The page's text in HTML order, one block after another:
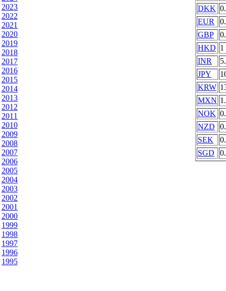
2023
2022
2021
2020
2019
2018
2017
2016
2015
2014
2013
2012
2011
2010
2009
2008
2007
2006
2005
2004
2003
2002
2001
2000
1999
1998
1997
1996
1995
DKK
EUR
GBP
HKD 1
INR
JPY
KRW
MXN
NOK
NZD
SEK
SGD